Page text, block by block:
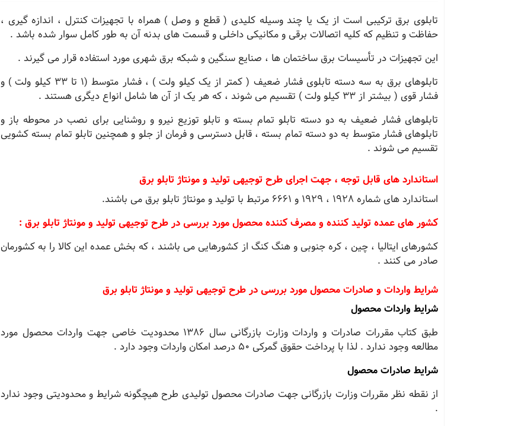
تابلوی برق ترکیبی است از یک یا چند وسیله کلیدی ( قطع و وصل ) همراه با تجهیزات کنترل ، اندازه گیری ،
حفاظت و تنظیم که کلیه اتصالات برقی و مکانیکی داخلی و قسمت های بدنه آن به طور کامل سوار شده باشد .
این تجهیزات در تأسیسات برق ساختمان ها ، صنایع سنگین و شبکه برق شهری مورد استفاده قرار می گیرند .
تابلوهای برق به سه دسته تابلوی فشار ضعیف ( کمتر از یک کیلو ولت ) ، فشار متوسط (١ تا ٣٣ کیلو ولت ) و
فشار قوی ( بیشتر از ٣٣ کیلو ولت ) تقسیم می شوند ، که هر یک از آن ها شامل انواع دیگری هستند .
تابلوهای فشار ضعیف به دو دسته تابلو تمام بسته و تابلو توزیع نیرو و روشنایی برای نصب در محوطه باز و
تابلوهای فشار متوسط به دو دسته تمام بسته ، قابل دسترسی و فرمان از جلو و همچنین تابلو تمام بسته کشویی
تقسیم می شوند .
استاندارد های قابل توجه ، جهت اجرای طرح توجیهی تولید و مونتاژ تابلو برق
استاندارد های شماره 1928 ، 1929 و 6661 مرتبط با تولید و مونتاژ تابلو برق می باشند.
کشور های عمده تولید کننده و مصرف کننده محصول مورد بررسی در طرح توجیهی تولید و مونتاژ تابلو برق :
کشورهای ایتالیا ، چین ، کره جنوبی و هنگ کنگ از کشورهایی می باشند ، که بخش عمده این کالا را به کشورمان
صادر می کنند .
شرایط واردات و صادرات محصول مورد بررسی در طرح توجیهی تولید و مونتاژ تابلو برق
شرایط واردات محصول
طبق کتاب مقررات صادرات و واردات وزارت بازرگانی سال ١٣٨٦ محدودیت خاصی جهت واردات محصول مورد
مطالعه وجود ندارد . لذا با پرداخت حقوق گمرکی 50 درصد امکان واردات وجود دارد .
شرایط صادرات محصول
از نقطه نظر مقررات وزارت بازرگانی جهت صادرات محصول تولیدی طرح هیچگونه شرایط و محدودیتی وجود ندارد
.